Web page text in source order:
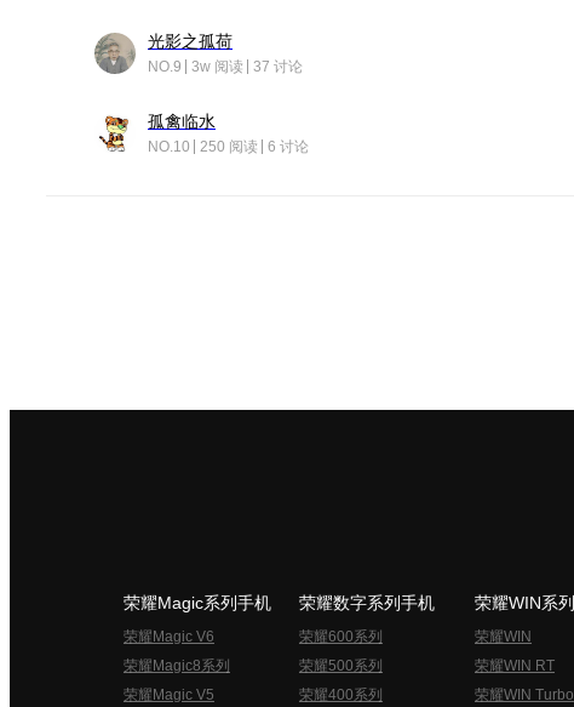
光影之孤荷
NO.9 3w 阅读 37 讨论
孤禽临水
NO.10 250 阅读 6 讨论
荣耀Magic系列手机
荣耀Magic V6
荣耀Magic8系列
荣耀Magic V5
荣耀数字系列手机
荣耀600系列
荣耀500系列
荣耀400系列
荣耀WIN系列
荣耀WIN
荣耀WIN RT
荣耀WIN Turbo